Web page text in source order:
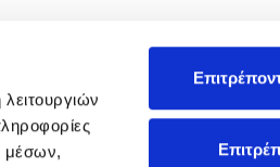
μέσων,